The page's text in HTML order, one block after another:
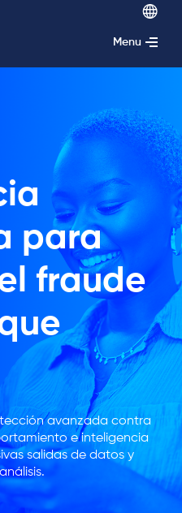
Menu
para
fraude
avanzada contra
e inteligencia
salidas de datos y